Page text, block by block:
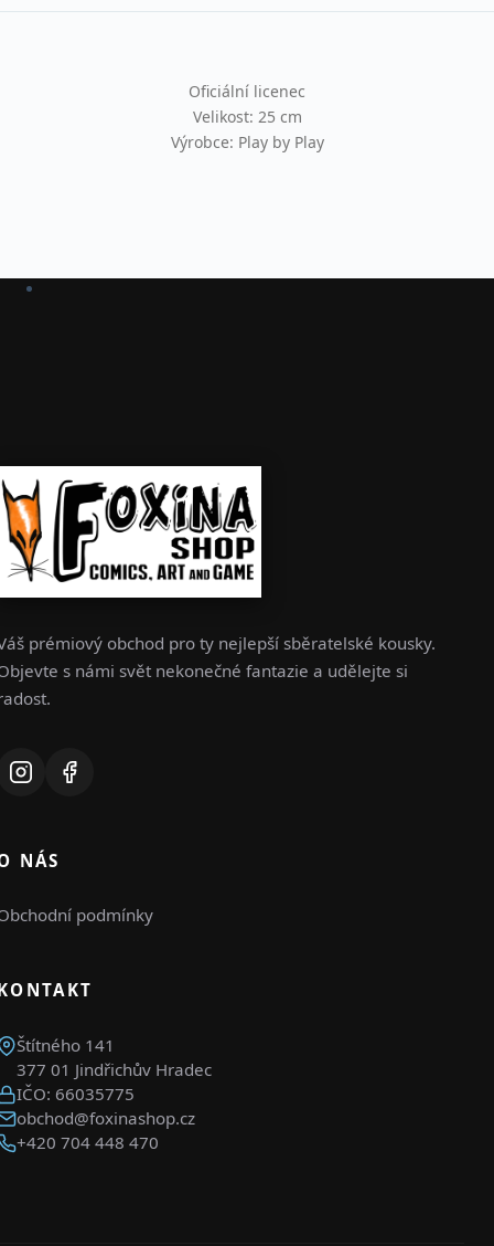
Oficiální licenec
Velikost: 25 cm
Výrobce: Play by Play
prémiový obchod pro ty nejlepší sběratelské kousky.
s námi svět nekonečné fantazie a udělejte si
NÁS
podmínky
Štítného 141
377 01 Jindřichův Hradec
IČO: 66035775
obchod@foxinashop.cz
+420 704 448 470